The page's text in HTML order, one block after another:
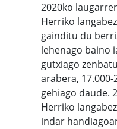
2020ko
Herriko
gainditu du
lehenago baino
gutxiago
arabera,
gehiago daude.
Herriko
indar